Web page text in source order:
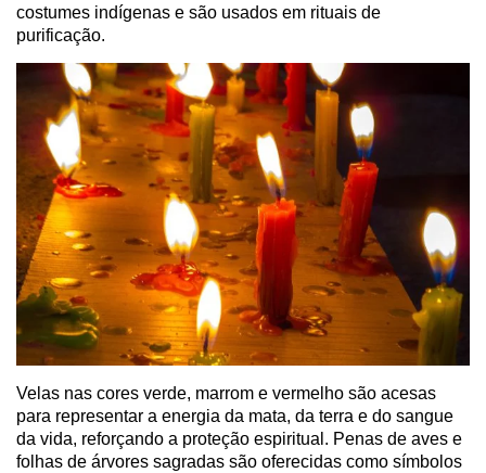
costumes indígenas e são usados em rituais de
purificação.
Velas nas cores verde, marrom e vermelho são acesas
para representar a energia da mata, da terra e do sangue
da vida, reforçando a proteção espiritual. Penas de aves e
folhas de árvores sagradas são oferecidas como símbolos